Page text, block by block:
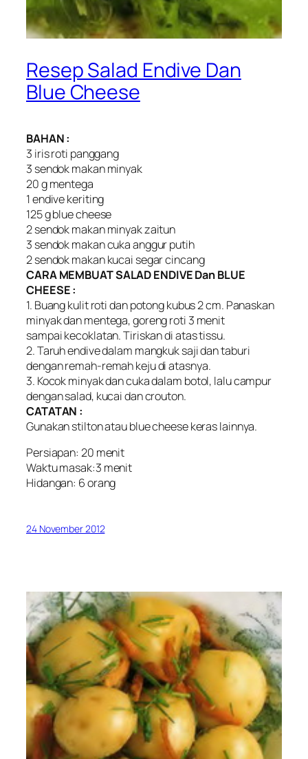
Resep Salad Endive Dan
Blue Cheese
BAHAN :
3 iris roti panggang
3 sendok makan minyak
20 g mentega
1 endive keriting
125 g blue cheese
2 sendok makan minyak zaitun
3 sendok makan cuka anggur putih
2 sendok makan kucai segar cincang
CARA MEMBUAT SALAD ENDIVE Dan BLUE
CHEESE :
1. Buang kulit roti dan potong kubus 2 cm. Panaskan
minyak dan mentega, goreng roti 3 menit
sampai kecoklatan. Tiriskan di atas tissu.
2. Taruh endive dalam mangkuk saji dan taburi
dengan remah-remah keju di atasnya.
3. Kocok minyak dan cuka dalam botol, lalu campur
dengan salad, kucai dan crouton.
CATATAN :
Gunakan stilton atau blue cheese keras lainnya.
Persiapan: 20 menit
Waktu masak:3 menit
Hidangan: 6 orang
24 November 2012